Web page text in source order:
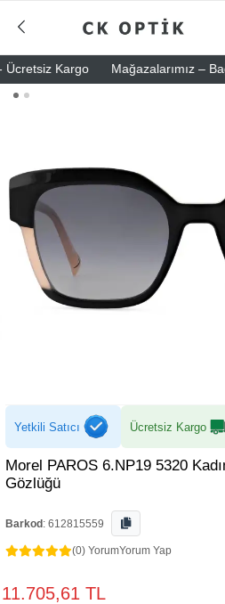
Kargo Mağazalarımız –
Yetkili Satıcı Ücretsiz Kargo
Morel PAROS 6.NP19 5320
Gözlüğü
Barkod : 612815559
(0) YorumYorum Yap
11.705,61 TL